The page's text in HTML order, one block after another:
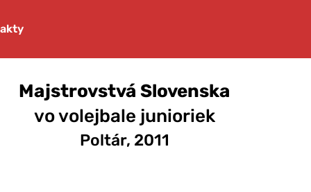
Majstrovstvá Slovenska
vo volejbale junioriek
Poltár, 2011